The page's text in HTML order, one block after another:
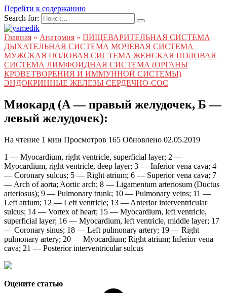
Перейти к содержанию
Search for:
Главная » Анатомия » ПИЩЕВАРИТЕЛЬНАЯ СИСТЕМА
ДЫХАТЕЛЬНАЯ СИСТЕМА МОЧЕВАЯ СИСТЕМА
МУЖСКАЯ ПОЛОВАЯ СИСТЕМА ЖЕНСКАЯ ПОЛОВАЯ
СИСТЕМА ЛИМФОИДНАЯ СИСТЕМА (ОРГАНЫ
КРОВЕТВОРЕНИЯ И ИММУННОЙ СИСТЕМЫ)
ЭНДОКРИННЫЕ ЖЕЛЕЗЫ СЕРДЕЧНО-СОС
Миокард (А — правый желудочек, Б —
левый желудочек):
На чтение 1 мин Просмотров 165 Обновлено 02.05.2019
1 — Myocardium, right ventricle, superficial layer; 2 —
Myocardium, right ventricle, deep layer; 3 — Inferior vena cava; 4
— Coronary sulcus; 5 — Right atrium; 6 — Superior vena cava; 7
— Arch of aorta; Aortic arch; 8 — Ligamentum arteriosum (Ductus
arteriosus); 9 — Pulmonary trunk; 10 — Pulmonary veins; 11 —
Left atrium; 12 — Left ventricle; 13 — Anterior interventricular
sulcus; 14 — Vortex of heart; 15 — Myocardium, left ventricle,
superficial layer; 16 — Myocardium, left ventricle, middle layer; 17
— Coronary sinus; 18 — Left pulmonary artery; 19 — Right
pulmonary artery; 20 — Myocardium; Right atrium; Inferior vena
cava; 21 — Posterior interventricular sulcus
Оцените статью